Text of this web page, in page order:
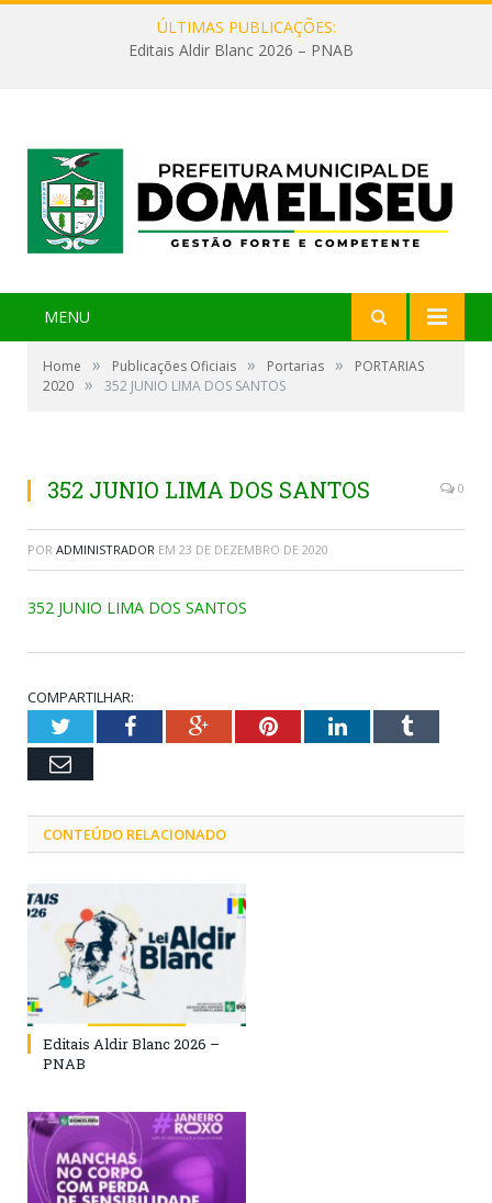
ÚLTIMAS PUBLICAÇÕES:
Editais Aldir Blanc 2026 – PNAB
MENU
Home » Publicações Oficiais » Portarias »
PORTARIAS
2020 » 352 JUNIO LIMA DOS SANTOS
352 JUNIO LIMA DOS SANTOS 0
POR ADMINISTRADOR EM 23 DE DEZEMBRO DE 2020
352 JUNIO LIMA DOS SANTOS
COMPARTILHAR:
TwitterFacebookGoogle+PinterestLinkedInTumblr
Email
CONTEÚDO RELACIONADO
Editais Aldir Blanc 2026 –
PNAB